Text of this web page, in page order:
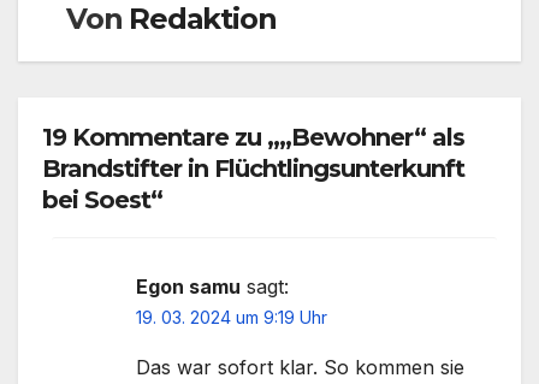
Von Redaktion
19 Kommentare zu „„Bewohner“ als
Brandstifter in Flüchtlingsunterkunft
bei Soest“
Egon samu sagt:
19. 03. 2024 um 9:19 Uhr
Das war sofort klar. So kommen sie